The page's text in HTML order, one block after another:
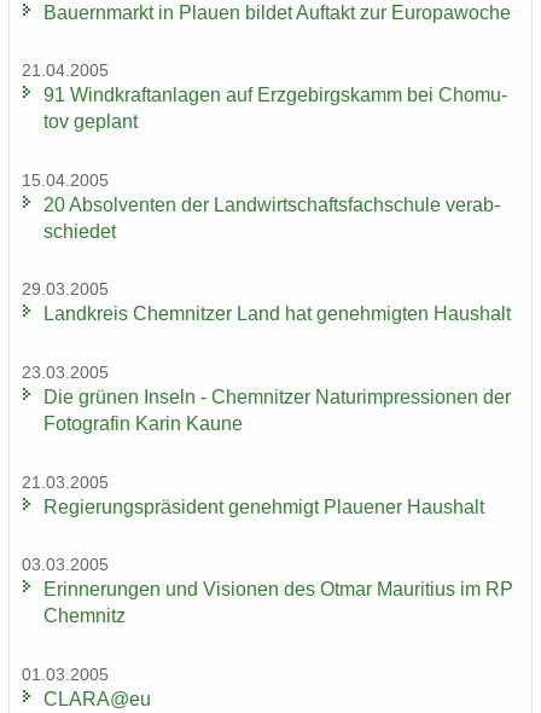
Bau­ern­markt in Plau­en bil­det Auf­takt zur Eu­ro­pa­wo­che
21.04.2005
91 Wind­kraft­an­la­gen auf Erz­ge­birgs­kamm bei Chomu­
tov ge­plant
15.04.2005
20 Ab­sol­ven­ten der Land­wirt­schafts­fach­schu­le ver­ab­
schie­det
29.03.2005
Land­kreis Chem­nit­zer Land hat ge­neh­mig­ten Haus­halt
23.03.2005
Die grü­nen In­seln - Chem­nit­zer Na­turim­pres­sio­nen der
Fo­to­gra­fin Karin Kaune
21.03.2005
Re­gie­rungs­prä­si­dent ge­neh­migt Plaue­ner Haus­halt
03.03.2005
Er­in­ne­run­gen und Vi­sio­nen des Otmar Mau­ri­ti­us im RP
Chem­nitz
01.03.2005
CLARA@eu